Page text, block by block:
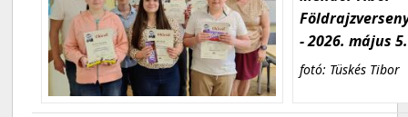
- 2026. május 5.
fotó: Tüskés Tibor